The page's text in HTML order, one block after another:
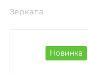
Зеркала
Новинка